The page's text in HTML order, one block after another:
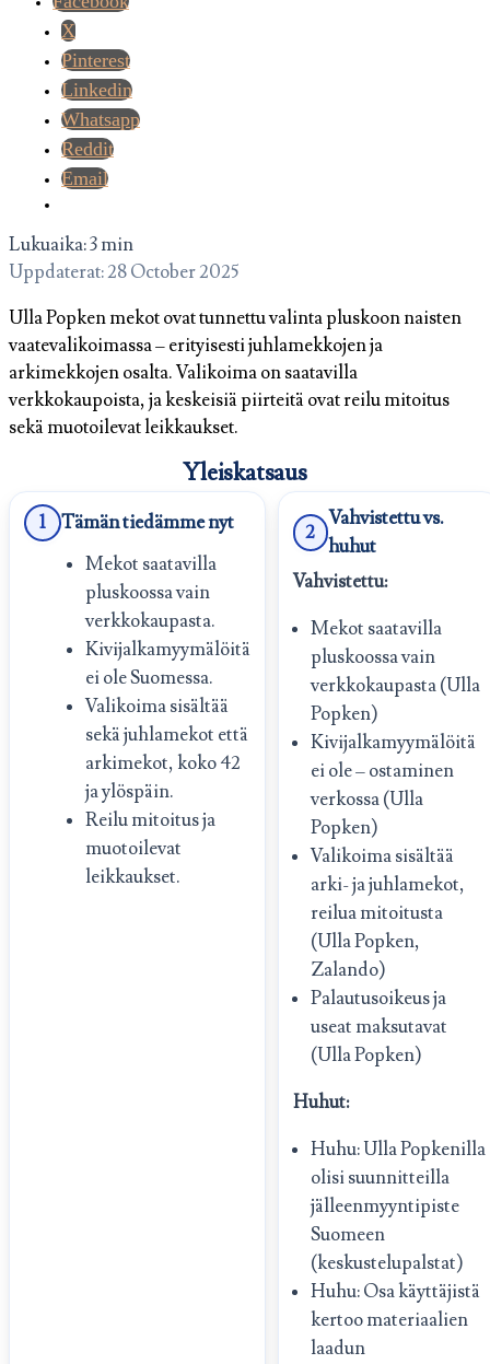
X
Pinterest
Linkedin
Whatsapp
Reddit
Email
Lukuaika: 3 min
Uppdaterat: 28 October 2025
Ulla Popken mekot ovat tunnettu valinta pluskoon naisten
vaatevalikoimassa – erityisesti juhlamekkojen ja
arkimekkojen osalta. Valikoima on saatavilla
verkkokaupoista, ja keskeisiä piirteitä ovat reilu mitoitus
sekä muotoilevat leikkaukset.
Yleiskatsaus
1 Tämän tiedämme nyt
Mekot saatavilla
pluskoossa vain
verkkokaupasta.
Kivijalkamyymälöitä
ei ole Suomessa.
Valikoima sisältää
sekä juhlamekot että
arkimekot, koko 42
ja ylöspäin.
Reilu mitoitus ja
muotoilevat
leikkaukset.
2
Vahvistettu vs.
huhut
Vahvistettu:
Mekot saatavilla
pluskoossa vain
verkkokaupasta (Ulla
Popken)
Kivijalkamyymälöitä
ei ole – ostaminen
verkossa (Ulla
Popken)
Valikoima sisältää
arki- ja juhlamekot,
reilua mitoitusta
(Ulla Popken,
Zalando)
Palautusoikeus ja
useat maksutavat
(Ulla Popken)
Huhut:
Huhu: Ulla Popkenilla
olisi suunnitteilla
jälleenmyyntipiste
Suomeen
(keskustelupalstat)
Huhu: Osa käyttäjistä
kertoo materiaalien
laadun